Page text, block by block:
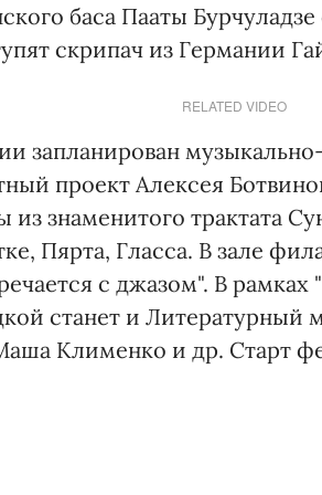
баса Пааты
скрипач из Германии
RELATED VIDEO
запланирован
проект Алексея
из знаменитого трактата
Пярта, Гласса. В зале
с джазом". В рамках
станет и Литературный
Клименко и др. Старт